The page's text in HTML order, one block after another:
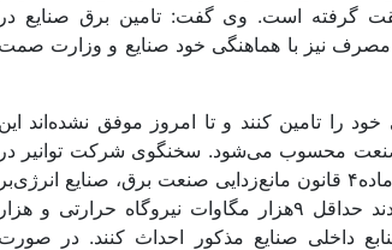
گرفته است. وی گفت: تامین برق صنایع در
مصرف نیز با هماهنگی خود صنایع و وزارت صمت
را تامین کنند و تا امروز موفق نشده‌‌‌اند این
محسوب می‌شود. سخنگوی شرکت توانیر در
مورد تفاهم‌‌‌نامه‌‌ مصوب وزارت صمت و وزارت انرژی گفت: براساس ماده۴ قانون مانع‌زدایی صنعت برق، صنایع انرژی‌‌‌بر
با هماهنگی وزارت صنعت، معدن و تجارت و وزارت نیرو مکلف شدند حداقل ۹هزار مگاوات نیروگاه حرارتی و هزار
و پاک را تا پایان سال ۱۴۰۴ از محل منابع داخلی صنایع مذکور احداث کنند. در صورت